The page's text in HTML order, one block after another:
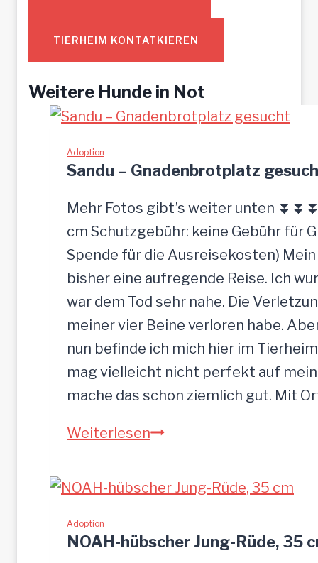
TIERHEIM KONTATKIEREN
Weitere Hunde in Not
Adoption
Sandu – Gnadenbrotplatz
Mehr Fotos gibt’s weiter unten
cm Schutzgebühr: keine Gebühr für
Spende für die Ausreisekosten)
bisher eine aufregende Reise. Ich
war dem Tod sehr nahe. Die
meiner vier Beine verloren habe.
nun befinde ich mich hier im
mag vielleicht nicht perfekt auf
mache das schon ziemlich gut. Mit
WeiterlesenS
n
–
Adoption
NOAH-hübscher Jung-Rüde, 35